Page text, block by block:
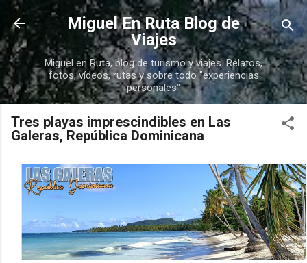
Ir al contenido principal
Miguel En Ruta Blog de
Viajes
Miguel en Ruta, blog de turismo y viajes. Relatos,
fotos, vídeos, rutas y sobre todo "experiencias
personales"
Tres playas imprescindibles en Las
Galeras, República Dominicana